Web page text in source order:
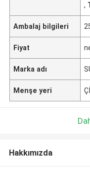
,
Ambalaj bilgileri
Fiyat
Marka adı
Menşe yeri
Hakkımızda